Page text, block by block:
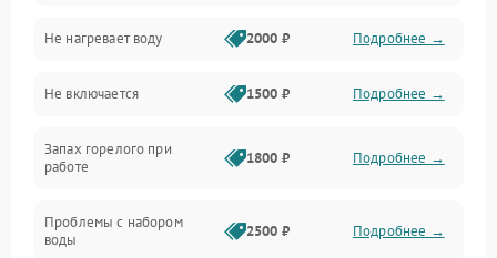
Программное обеспечение
Не нагревает воду 2000 ₽ Подробнее →
Не включается 1500 ₽ Подробнее →
Запах горелого при
работе
1800 ₽ Подробнее →
Проблемы с набором
воды
2500 ₽ Подробнее →